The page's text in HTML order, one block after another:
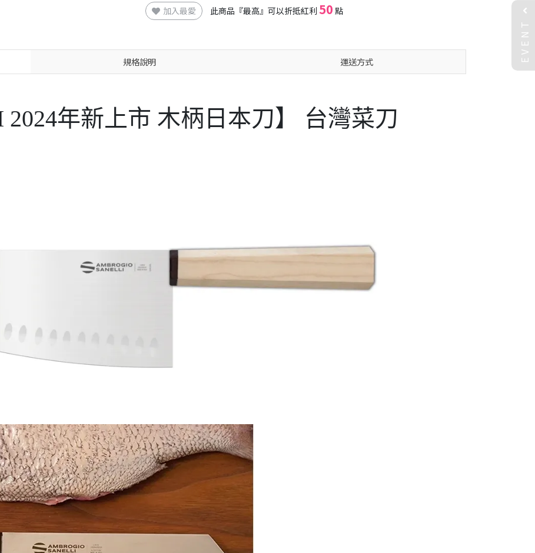
加入最愛 此商品『最高』可以折抵紅利 50 點
規格說明 運送方式
2024年新上市 木柄日本刀】 台灣菜刀
EVENT